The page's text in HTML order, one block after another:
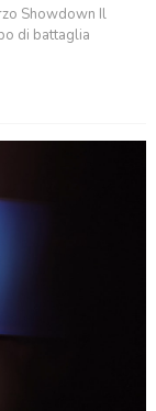
Showdown Il
di battaglia